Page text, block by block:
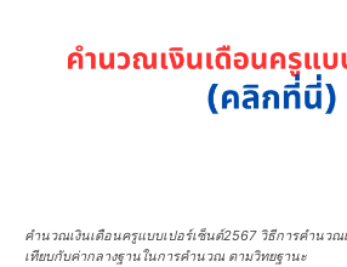
คำนวณเงินเดือนครูแบบเปอร์เซ็นต์2567 วิธีการคำนวณ
เทียบกับค่ากลางฐานในการคำนวณ ตามวิทยฐานะ